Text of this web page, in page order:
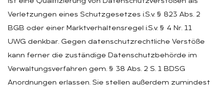
Verletzungen eines Schutzgesetzes i.S.v. § 823 Abs. 2
BGB oder einer Marktverhaltensregel i.S.v. § 4 Nr. 11
UWG denkbar. Gegen datenschutzrechtliche Verstöße
kann ferner die zuständige Datenschutzbehörde im
Verwaltungsverfahren gem. § 38 Abs. 2 S. 1 BDSG
Anordnungen erlassen. Sie stellen außerdem zumindest